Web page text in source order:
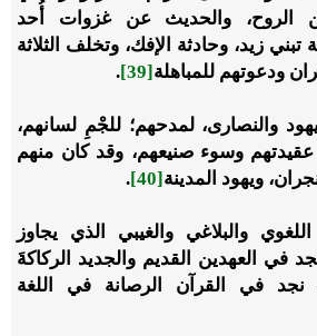
الروح، والحديث عن غزوات أُحد
زيد، وحادثة الإفك، وتخلف الثلاثة
ودعوتهم للمباهلة[39]
.
والنصارى، لمدحهم؛ للجْمِ لسانهم،
وسوء صنيعهم، وقد كان منهم
ويهود المدينة[40]
.
والبلاغي والغيبي الذي يجاوز
في العهدين القديم والجديد الركاكةَ
نجد في القرآن الرصانة في اللغة